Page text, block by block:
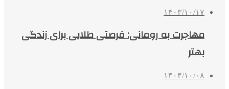
۱۴۰۳/۱۰/۱۷
مهاجرت به رومانی: فرصتی طلایی برای زندگی
بهتر
۱۴۰۴/۱۰/۰۸